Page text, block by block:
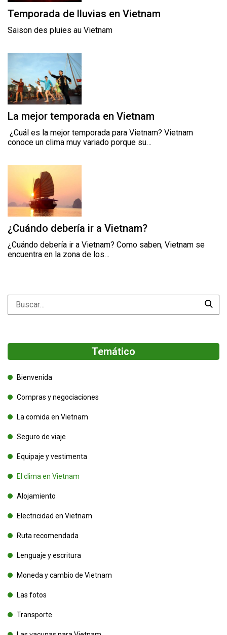
Temporada de lluvias en Vietnam
Saison des pluies au Vietnam
La mejor temporada en Vietnam
¿Cuál es la mejor temporada para Vietnam? Vietnam
conoce un clima muy variado porque su…
¿Cuándo debería ir a Vietnam?
¿Cuándo debería ir a Vietnam? Como saben, Vietnam se
encuentra en la zona de los…
Temático
Bienvenida
Compras y negociaciones
La comida en Vietnam
Seguro de viaje
Equipaje y vestimenta
El clima en Vietnam
Alojamiento
Electricidad en Vietnam
Ruta recomendada
Lenguaje y escritura
Moneda y cambio de Vietnam
Las fotos
Transporte